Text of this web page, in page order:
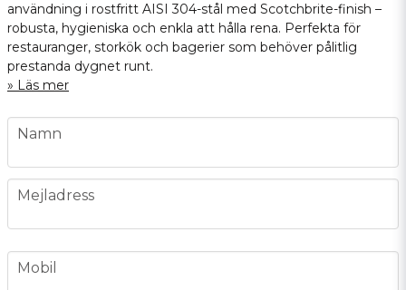
användning i rostfritt AISI 304-stål med Scotchbrite-finish –
robusta, hygieniska och enkla att hålla rena. Perfekta för
restauranger, storkök och bagerier som behöver pålitlig
prestanda dygnet runt.
Läs mer
name
Namn
email
Mejladress
phone
Mobil